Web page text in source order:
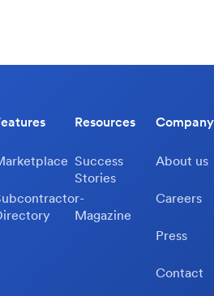
Resources
Success
Stories
Magazine
Company
About us
Careers
Press
Contact